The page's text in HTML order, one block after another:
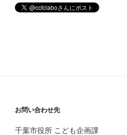
お問い合わせ先
千葉市役所 こども企画課